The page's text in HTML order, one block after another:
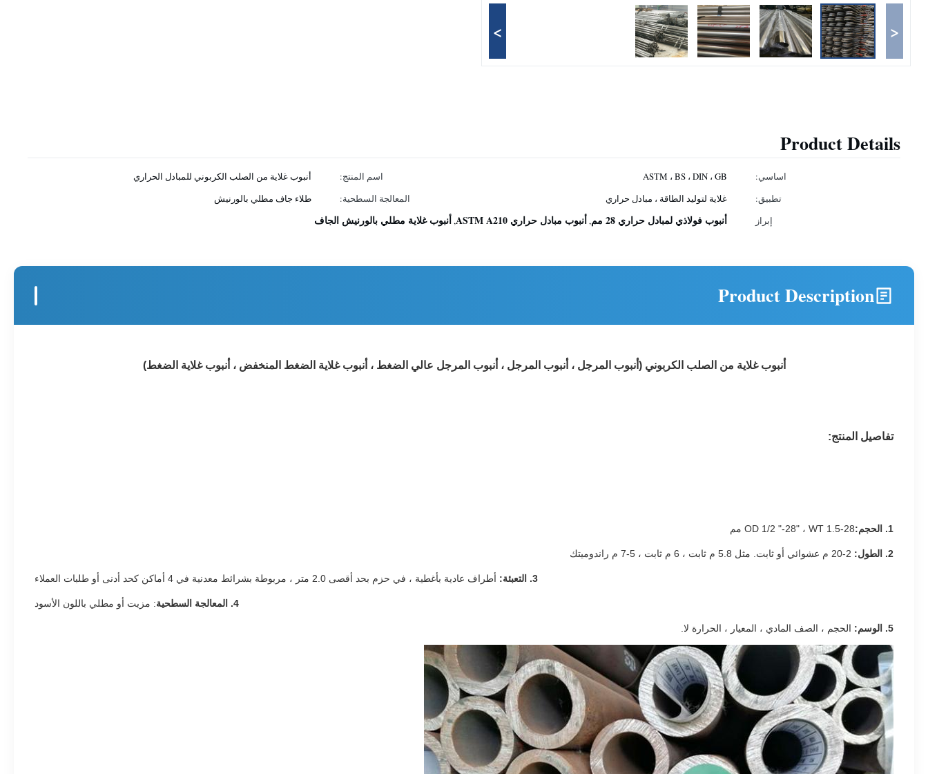
<
>
Product Details
اساسي: ASTM ، BS ، DIN ، GB اسم المنتج:
أنبوب غلاية من الصلب الكربوني للمبادل الحراري
تطبيق:
غلاية لتوليد الطاقة ، مبادل حراري المعالجة السطحية:
طلاء جاف مطلي بالورنيش
إبراز
أنبوب فولاذي لمبادل حراري 28 مم ,أنبوب مبادل حراري ASTM A210 ,أنبوب غلاية مطلي بالورنيش الجاف
Product Description
أنبوب غلاية من الصلب الكربوني(أنبوب المرجل ، أنبوب المرجل ، أنبوب المرجل عالي الضغط ، أنبوب غلاية الضغط المنخفض ، أنبوب غلاية الضغط)
تفاصيل المنتج:
1. الحجم: OD 1/2 "-28" ، WT 1.5-28 مم
2. الطول:
3. التعبئة: أطراف عادية بأغطية ، في حزم بحد أقصى 2.0 متر ، مربوطة بشرائط معدنية في 4 أماكن كحد أدنى أو طلبات العملاء
4. المعالجة السطحية : مزيت أو مطلي باللون الأسود
5. الوسم: الحجم ، الصف المادي ، المعيار ، الحرارة لا.